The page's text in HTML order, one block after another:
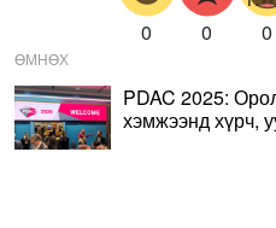
0 0 0
ӨМНӨХ
PDAC 2025:
хэмжээнд хүрч,